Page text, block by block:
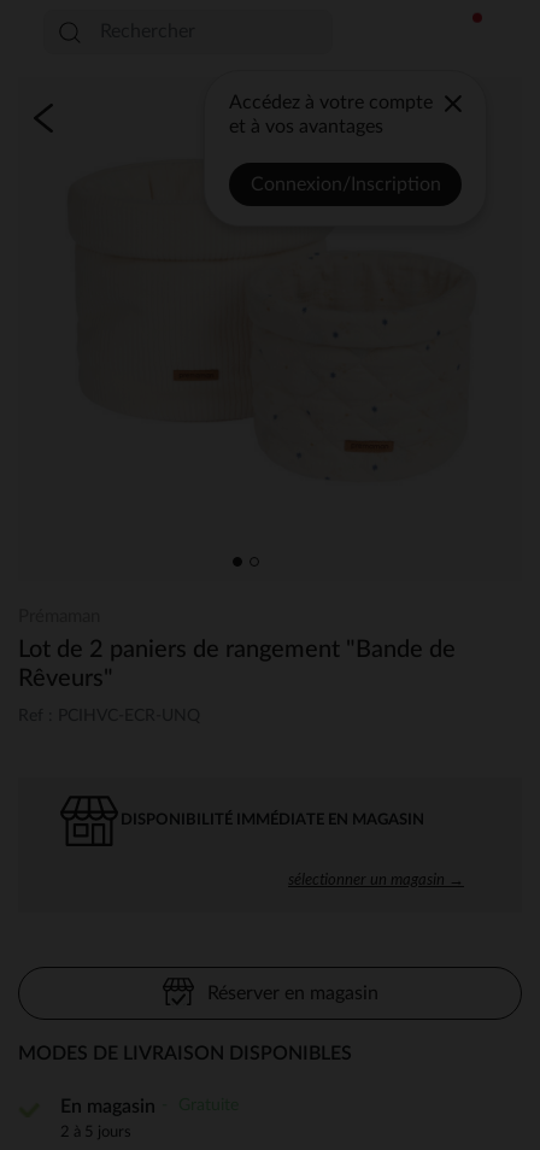
Accédez à votre compte
et à vos avantages
Connexion/Inscription
Lot de 2 paniers de rangement "Bande de
Rêveurs"
DISPONIBILITÉ IMMÉDIATE EN MAGASIN
sélectionner un magasin →
Réserver en magasin
MODES DE LIVRAISON DISPONIBLES
En magasin
2 à 5 jours